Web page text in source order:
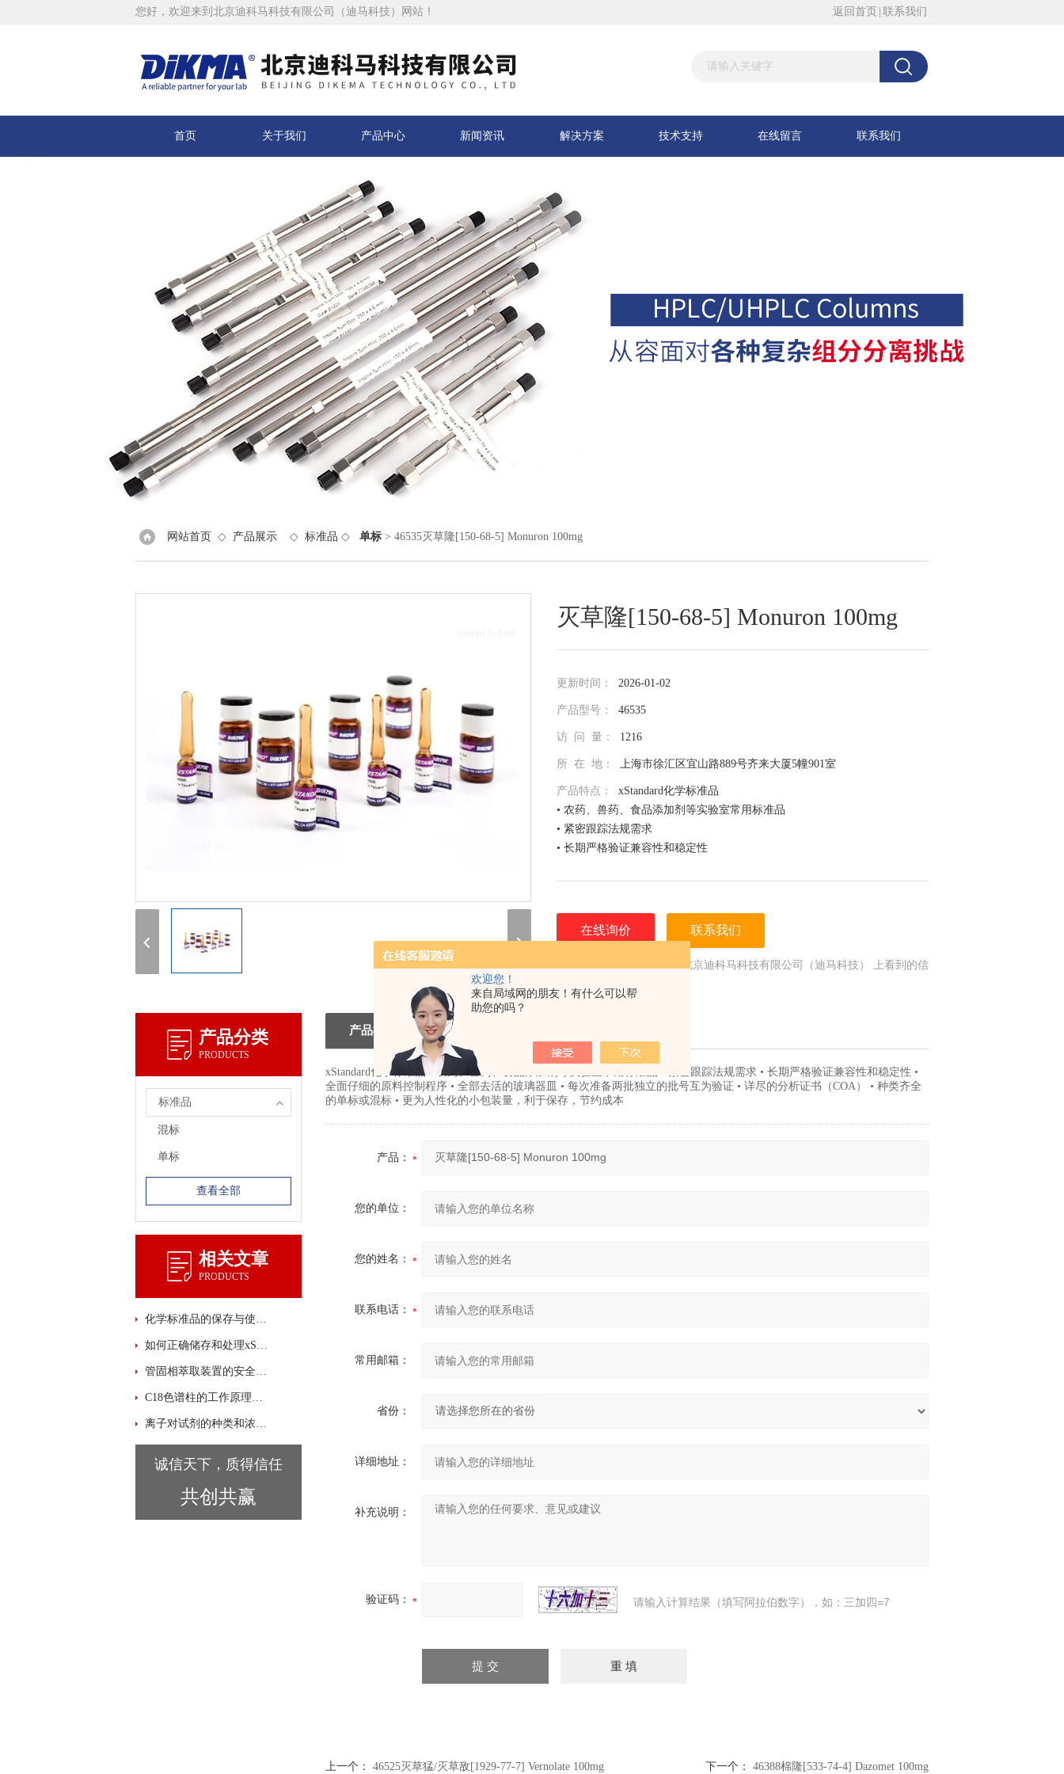
欢迎您！
来自局域网的朋友！有什么可以帮
助您的吗？
您好，欢迎来到北京迪科马科技有限公司（迪马科技）网站！ 返回首页 联系我们
首页 关于我们 产品中心 新闻资讯 解决方案 技术支持 在线留言 联系我们
网站首页 ◇ 产品展示 ◇ 标准品 ◇ 单标 > 46535灭草隆[150-68-5] Monuron 100mg
灭草隆[150-68-5] Monuron 100mg
更新时间： 2026-01-02
产品型号： 46535
访 问 量： 1216
所 在 地： 上海市徐汇区宜山路889号齐来大厦5幢901室
产品特点： xStandard化学标准品
• 农药、兽药、食品添加剂等实验室常用标准品
• 紧密跟踪法规需求
• 长期严格验证兼容性和稳定性
• 详尽的分析证书（COA）
• 种类齐全的单标或混标
• 更为人性化的小包装量，利于保存，节约成本
在线询价 联系我们
（联系我们，请说明是在 北京迪科马科技有限公司（迪马科技） 上看到的信
产品分类
PRODUCTS
标准品
混标
单标
查看全部
相关文章
PRODUCTS
化学标准品的保存与使用注意事项
如何正确储存和处理xStandard 化学标准品？
管固相萃取装置的安全注意事项
C18色谱柱的工作原理与高效分离技术解析
离子对试剂的种类和浓度对分析试验的影响
诚信天下，质得信任
共创共赢
产品概述
xStandard化学标准品 • 农药、兽药、食品添加剂等实验室常用标准品 • 紧密跟踪法规需求 • 长期严格验证兼容性和稳定性 •
全面仔细的原料控制程序 • 全部去活的玻璃器皿 • 每次准备两批独立的批号互为验证 • 详尽的分析证书（COA） • 种类齐全
的单标或混标 • 更为人性化的小包装量，利于保存，节约成本
产品：
您的单位：
您的姓名：
联系电话：
常用邮箱：
省份：
详细地址：
补充说明：
验证码： 请输入计算结果（填写阿拉伯数字），如：三加四=7
上一个： 46525灭草猛/灭草敌[1929-77-7] Vernolate 100mg 下一个： 46388棉隆[533-74-4] Dazomet 100mg